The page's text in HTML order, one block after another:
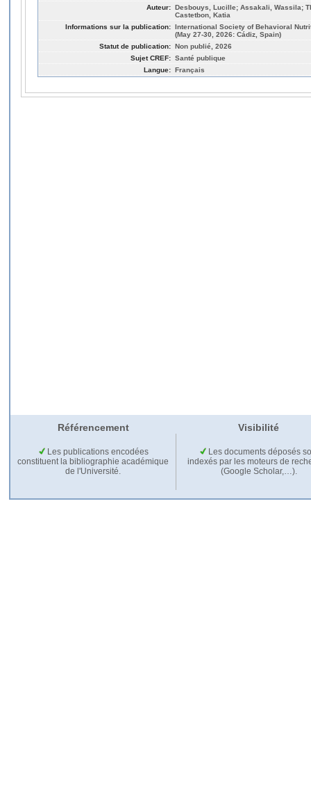
Auteur: Desbouys, Lucille; Assakali, Wassila;
Castetbon, Katia
Informations sur la publication: International Society of Behavioral
(May 27-30, 2026: Cádiz, Spain)
Statut de publication: Non publié, 2026
Sujet CREF: Santé publique
Langue: Français
Référencement Visibilité
Les publications encodées
constituent la bibliographie académique
de l'Université.
Les documents déposés
indexés par les moteurs de
(Google Scholar,…).